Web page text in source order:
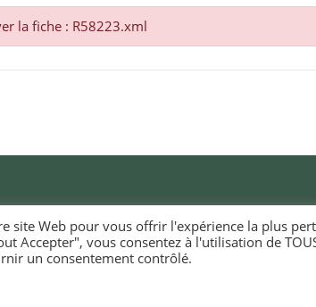
la fiche : R58223.xml
MAIRIE D'ELLIANT
TI-KÊR ELIANT
site Web pour vous offrir l'expérience la plus
Accepter", vous consentez à l'utilisation de
un consentement contrôlé.